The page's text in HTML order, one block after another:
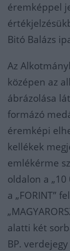
éremképpel
Bitó Balázs
Az
középen az
ábrázolása
formázó
éremképi
kellékek
emlékérme
oldalon a „10
a „FORINT”
alatti két
BP.